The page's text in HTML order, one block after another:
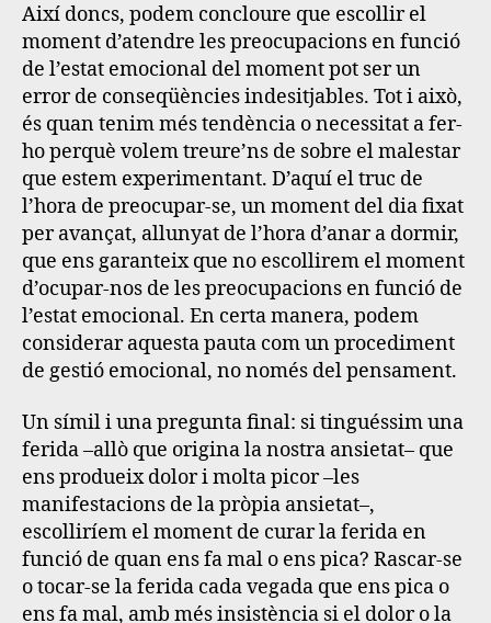
Així doncs, podem concloure que escollir el
moment d’atendre les preocupacions en funció
de l’estat emocional del moment pot ser un
error de conseqüències indesitjables. Tot i això,
és quan tenim més tendència o necessitat a fer-
ho perquè volem treure’ns de sobre el malestar
que estem experimentant. D’aquí el truc de
l’hora de preocupar-se, un moment del dia fixat
per avançat, allunyat de l’hora d’anar a dormir,
que ens garanteix que no escollirem el moment
d’ocupar-nos de les preocupacions en funció de
l’estat emocional. En certa manera, podem
considerar aquesta pauta com un procediment
de gestió emocional, no només del pensament.
Un símil i una pregunta final: si tinguéssim una
ferida –allò que origina la nostra ansietat– que
ens produeix dolor i molta picor –les
manifestacions de la pròpia ansietat–,
escolliríem el moment de curar la ferida en
funció de quan ens fa mal o ens pica? Rascar-se
o tocar-se la ferida cada vegada que ens pica o
ens fa mal, amb més insistència si el dolor o la